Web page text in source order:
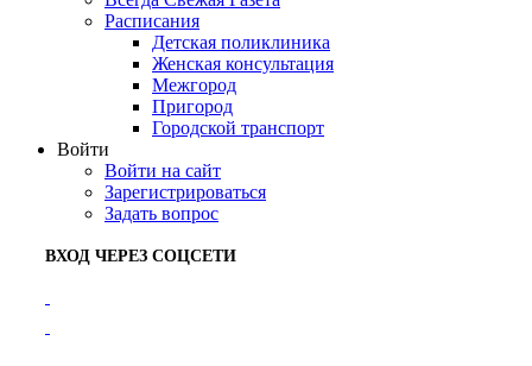
Расписания
Детская поликлиника
Женская консультация
Межгород
Пригород
Городской транспорт
Войти
Войти на сайт
Зарегистрироваться
Задать вопрос
ВХОД ЧЕРЕЗ СОЦСЕТИ